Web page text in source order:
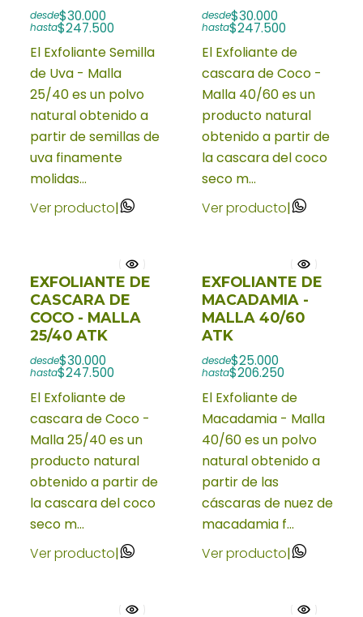
desde$30.000
hasta$247.500
El Exfoliante Semilla
de Uva - Malla
25/40 es un polvo
natural obtenido a
partir de semillas de
uva finamente
molidas...
Ver producto|
desde$30.000
hasta$247.500
El Exfoliante de
cascara de Coco -
Malla 40/60 es un
producto natural
obtenido a partir de
la cascara del coco
seco m...
Ver producto|
EXFOLIANTE DE
CASCARA DE
COCO - MALLA
25/40 ATK
desde$30.000
hasta$247.500
El Exfoliante de
cascara de Coco -
Malla 25/40 es un
producto natural
obtenido a partir de
la cascara del coco
seco m...
Ver producto|
EXFOLIANTE DE
MACADAMIA -
MALLA 40/60
ATK
desde$25.000
hasta$206.250
El Exfoliante de
Macadamia - Malla
40/60 es un polvo
natural obtenido a
partir de las
cáscaras de nuez de
macadamia f...
Ver producto|